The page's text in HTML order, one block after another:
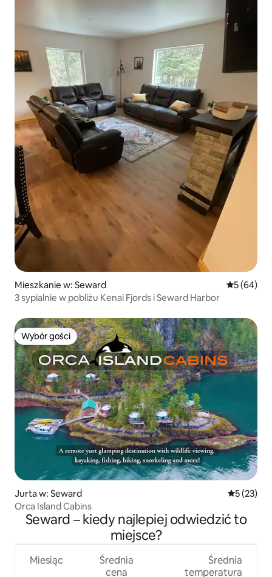
Mieszkanie w: Seward Średnia
5 (64)
3 sypialnie w pobliżu Kenai Fjords i Seward Harbor
Wybór gości
Wybór gości
Jurta w: Seward Średnia
5 (23)
Orca Island Cabins
Seward – kiedy najlepiej odwiedzić to
miejsce?
Miesiąc
Średnia
cena
Średnia
temperatura